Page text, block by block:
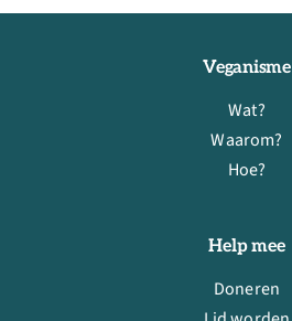
Veganisme
Wat?
Waarom?
Hoe?
Help mee
Doneren